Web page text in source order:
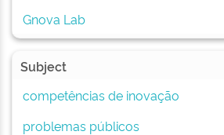
Gnova Lab
Subject
competências de inovação
problemas públicos